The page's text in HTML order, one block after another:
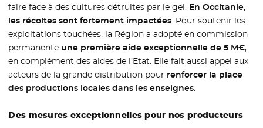
faire face à des cultures détruites par le gel. En Occitanie,
les récoltes sont fortement impactées. Pour soutenir les
exploitations touchées, la Région a adopté en commission
permanente une première aide exceptionnelle de 5 M€,
en complément des aides de l’Etat. Elle fait aussi appel aux
acteurs de la grande distribution pour renforcer la place
des productions locales dans les enseignes.
Des mesures exceptionnelles pour nos producteurs